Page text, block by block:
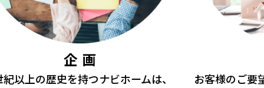
企 画
以上の歴史を持つナビホームは、
お客様のご要